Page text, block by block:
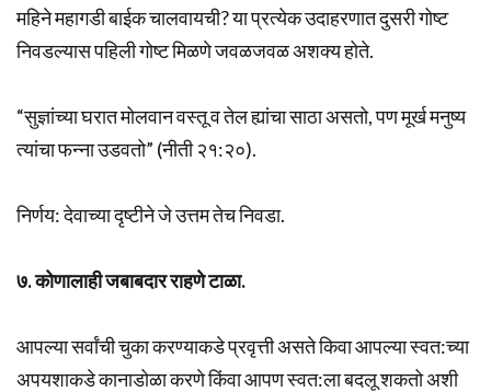
महिने महागडी बाईक चालवायची? या प्रत्येक उदाहरणात दुसरी गोष्ट
निवडल्यास पहिली गोष्ट मिळणे जवळजवळ अशक्य होते.
“सुज्ञांच्या घरात मोलवान वस्तू व तेल ह्यांचा साठा असतो, पण मूर्ख मनुष्य
त्यांचा फन्ना उडवतो” (नीती २१:२०).
निर्णय: देवाच्या दृष्टीने जे उत्तम तेच निवडा.
७. कोणालाही जबाबदार राहणे टाळा.
आपल्या सर्वांची चुका करण्याकडे प्रवृत्ती असते किवा आपल्या स्वत:च्या
अपयशाकडे कानाडोळा करणे किंवा आपण स्वत:ला बदलू शकतो अशी